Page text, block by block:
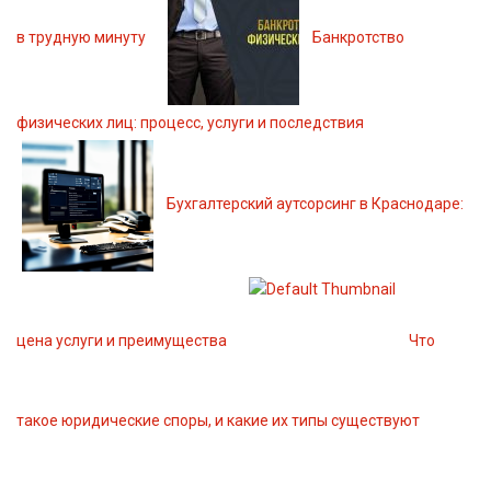
в трудную минуту Банкротство
физических лиц: процесс, услуги и последствия
Бухгалтерский аутсорсинг в Краснодаре:
цена услуги и преимущества Что
такое юридические споры, и какие их типы существуют